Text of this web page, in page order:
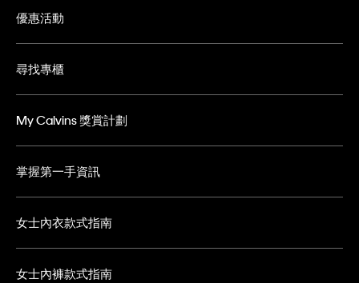
優惠活動
尋找專櫃
My Calvins 獎賞計劃
掌握第一手資訊
女士內衣款式指南
女士內褲款式指南